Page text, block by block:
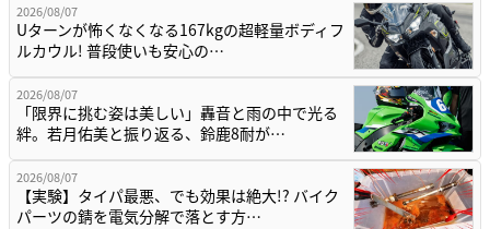
2026/08/07
Uターンが怖くなくなる167kgの超軽量ボディフ
ルカウル! 普段使いも安心の…
2026/08/07
「限界に挑む姿は美しい」轟音と雨の中で光る
絆。若月佑美と振り返る、鈴鹿8耐が…
2026/08/07
【実験】タイパ最悪、でも効果は絶大!? バイク
パーツの錆を電気分解で落とす方…